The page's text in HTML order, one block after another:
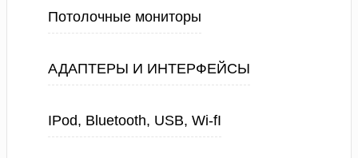
Потолочные мониторы
АДАПТЕРЫ И ИНТЕРФЕЙСЫ
IPod, Bluetooth, USB, Wi-fI